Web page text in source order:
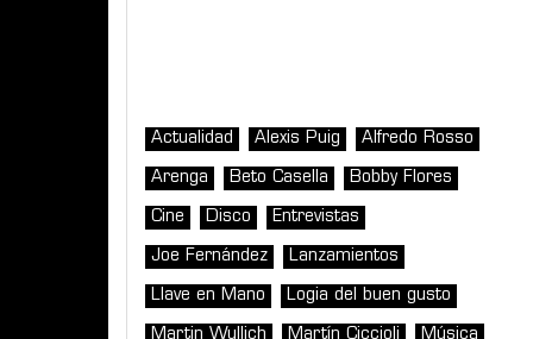
Actualidad Alexis Puig Alfredo Rosso
Arenga Beto Casella Bobby Flores
Cine Disco Entrevistas
Joe Fernández Lanzamientos
Llave en Mano Logia del buen gusto
Martin Wullich Martín Ciccioli Música